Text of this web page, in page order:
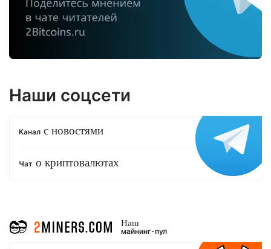
Наши соцсети
Канал с новостями
Чат о криптовалютах
Наш
майнинг-пул